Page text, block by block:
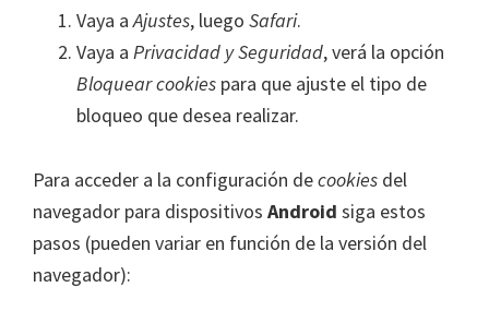
Vaya aAjustes, luego Safari.
Vaya a Privacidad y Seguridad, verá la opción
Bloquear cookies para que ajuste el tipo de
bloqueo que desea realizar.
Para acceder a la configuración decookies del
navegador para dispositivos Android siga estos
pasos (pueden variar en función de la versión del
navegador):